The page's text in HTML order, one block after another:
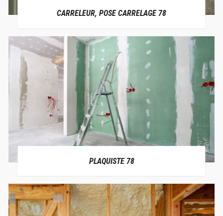
CARRELEUR, POSE CARRELAGE 78
PLAQUISTE 78